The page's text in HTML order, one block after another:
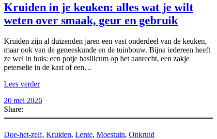
Kruiden in je keuken: alles wat je wilt
weten over smaak, geur en gebruik
Kruiden zijn al duizenden jaren een vast onderdeel van de keuken,
maar ook van de geneeskunde en de tuinbouw. Bijna iedereen heeft
ze wel in huis: een potje basilicum op het aanrecht, een zakje
peterselie in de kast of een…
Lees verder
20 mei 2026
Share:
Doe-het-zelf, Kruiden, Lente, Moestuin, Onkruid